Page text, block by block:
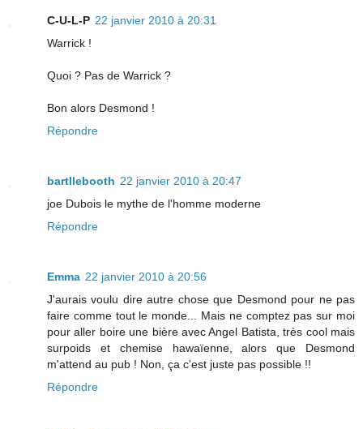
C-U-L-P 22 janvier 2010 à 20:31
Warrick !
Quoi ? Pas de Warrick ?
Bon alors Desmond !
Répondre
bartllebooth 22 janvier 2010 à 20:47
joe Dubois le mythe de l'homme moderne
Répondre
Emma 22 janvier 2010 à 20:56
J'aurais voulu dire autre chose que Desmond pour ne pas
faire comme tout le monde... Mais ne comptez pas sur moi
pour aller boire une bière avec Angel Batista, très cool mais
surpoids et chemise hawaïenne, alors que Desmond
m'attend au pub ! Non, ça c'est juste pas possible !!
Répondre